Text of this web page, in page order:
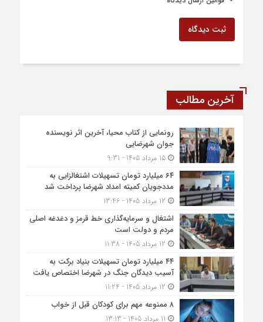
ثبت دیدگاه
آخرین مطالب
رونمایی از کتاب محیا، آخرین اثر نویسنده
جوان شهرضایی
15 مرداد 1405 - 9:31
۶۴ میلیارد تومان تسهیلات اشتغالزایی به
مددجویان کمیته امداد شهرضا پرداخت شد
اشتغال و سرمایه‌گذاری خط قرمز و دغدغه اصلی
مردم و دولت است
۴۴ میلیارد تومان تسهیلات بنیاد برکت به
آسیب دیدگان جنگ در شهرضا اختصاص یافت
۸ ممنوعه مهم برای کودکان قبل از خواب